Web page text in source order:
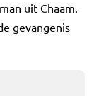
uit Chaam.
gevangenis